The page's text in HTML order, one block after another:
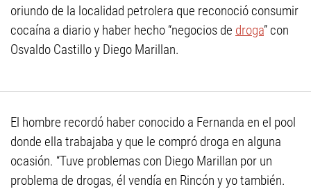
oriundo de la localidad petrolera que reconoció consumir
cocaína a diario y haber hecho “negocios de droga” con
Osvaldo Castillo y Diego Marillan.
El hombre recordó haber conocido a Fernanda en el pool
donde ella trabajaba y que le compró droga en alguna
ocasión. “Tuve problemas con Diego Marillan por un
problema de drogas, él vendía en Rincón y yo también.